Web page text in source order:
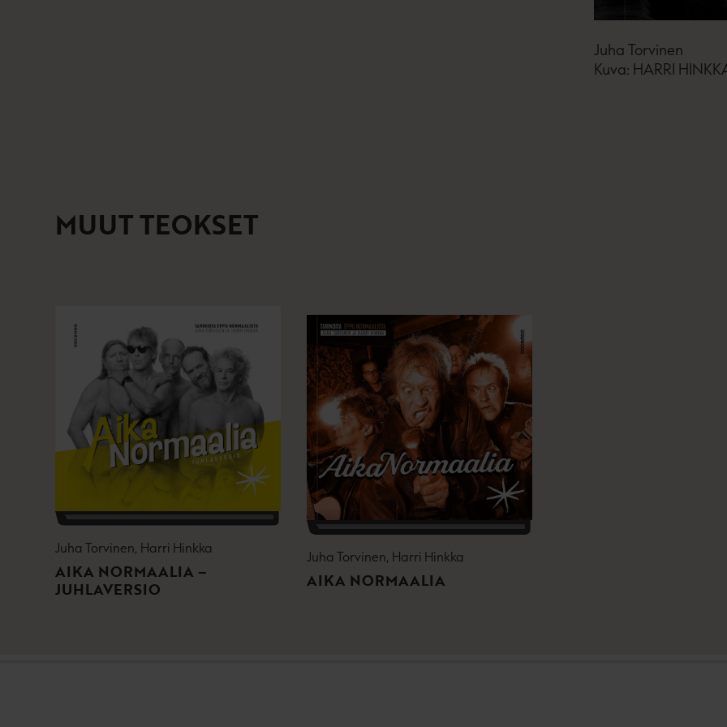
Juha Torvinen
Kuva: HARRI
MUUT TEOKSET
Juha Torvinen, Harri Hinkka
AIKA NORMAALIA –
JUHLAVERSIO
Juha Torvinen, Harri Hinkka
AIKA NORMAALIA